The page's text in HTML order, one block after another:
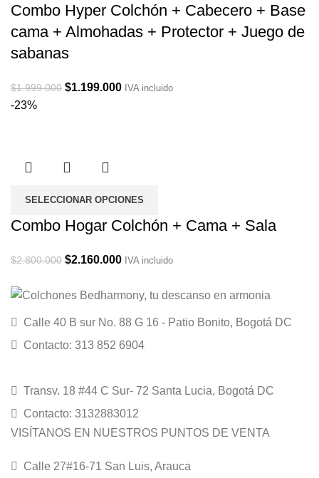
Combo Hyper Colchón + Cabecero + Base
cama + Almohadas + Protector + Juego de
sabanas
$1.999.000 Original
$1.199.000Current
IVA incluido
-23%
SELECCIONAR OPCIONES
Combo Hogar Colchón + Cama + Sala
$2.800.000 Original
was:
$2.160.000Current
is:
IVA incluido
Calle 40 B sur No. 88 G 16 - Patio Bonito, Bogotá DC
Contacto: 313 852 6904
Transv. 18 #44 C Sur- 72 Santa Lucia, Bogotá DC
Contacto: 3132883012
VISÍTANOS EN NUESTROS PUNTOS DE VENTA
Calle 27#16-71 San Luis, Arauca